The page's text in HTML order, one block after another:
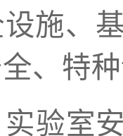
施、
、特
验室